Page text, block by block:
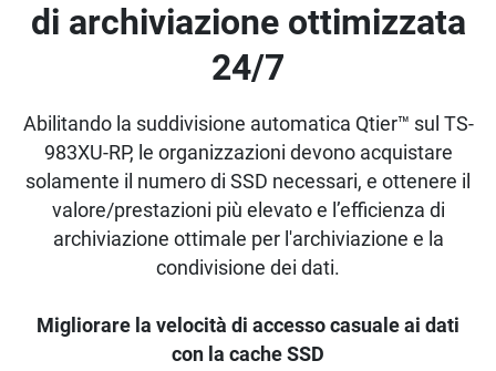
di archiviazione ottimizzata
24/7
Abilitando la suddivisione automatica Qtier™ sul TS-
983XU-RP, le organizzazioni devono acquistare
solamente il numero di SSD necessari, e ottenere il
valore/prestazioni più elevato e l’efficienza di
archiviazione ottimale per l'archiviazione e la
condivisione dei dati.
Migliorare la velocità di accesso casuale ai dati
con la cache SSD